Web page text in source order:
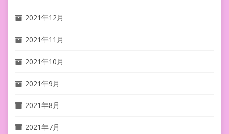
2021年12月
2021年11月
2021年10月
2021年9月
2021年8月
2021年7月